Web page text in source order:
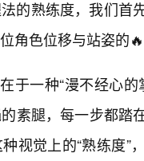
的熟练度，我们首
角色位移与站姿的🔥
于一种“漫不经心
素腿，每一步都踏
视觉上的“熟练度”